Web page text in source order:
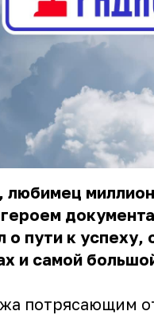
любимец
о пути к успеху,
и самой
потрясающим